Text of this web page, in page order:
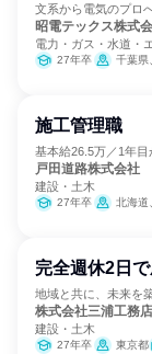
文系から電気のプロ
昭電テックス株式
電力・ガス・水道・
27年卒 千葉県、
施工管理職
基本給26.5万／1年
戸田道路株式会社
建設・土木
27年卒 北海道、青森県、岩手県、宮城県、秋田県、山形県、福島県、茨城県、栃木県、群
完全週休2日
地域と共に、未来を
株式会社三浦工務店
建設・土木
27年卒 東京都